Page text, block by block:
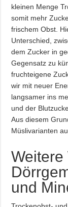
kleinen Menge
somit mehr
frischem Obst.
Unterschied,
dem Zucker in
Gegensatz zu
fruchteigene
wir mit neuer
langsamer ins
und der
Aus diesem
Müslivarianten
Weitere
und